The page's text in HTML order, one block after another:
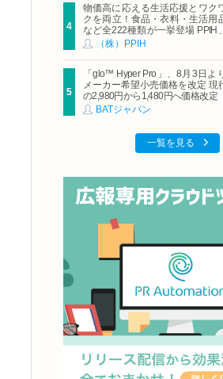
物価高に応える生活応援とワク
クを両立！食品・衣料・生活用
など全222種類が一挙登場 PPIHグ
ループ「夏福袋」＆セール 8月6日
（株）PPIH
「glo™ Hyper Pro」、8月3日よ
メーカー希望小売価格を改定 現
の2,980円から1,480円へ価格改定
BATジャパン
一覧を見る